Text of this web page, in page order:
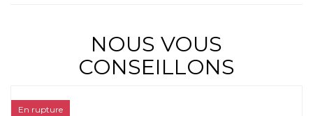
NOUS VOUS
CONSEILLONS
En rupture